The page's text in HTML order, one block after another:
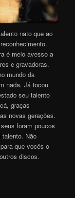
nato que ao
é meio avesso a
e gravadoras.
mundo da
nada. Já tocou
seu talento
graças
novas gerações.
foram poucos
Não
que vocês o
discos.